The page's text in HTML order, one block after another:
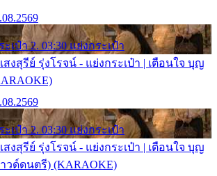
ะเป๋า 2. 03:30 แย่งกระเป๋า
สงสุรีย์ รุ่งโรจน์ - แย่งกระเป๋า | เตือนใจ บุญ
ะเป๋า 2. 03:30 แย่งกระเป๋า
สงสุรีย์ รุ่งโรจน์ - แย่งกระเป๋า | เตือนใจ บุญ
วด์ดนตรี) (KARAOKE)